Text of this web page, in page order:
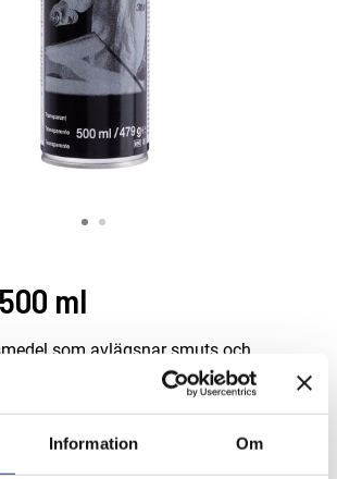
Information Om
ml
som avlägsnar smuts och
att lämna ränder. Säker att använda på
metall.